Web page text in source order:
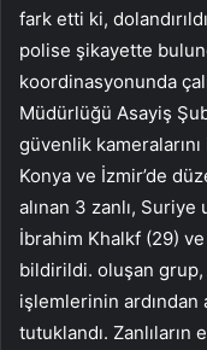
fark etti ki,
polise şikayette
koordinasyonunda
Müdürlüğü Asayiş
güvenlik
Konya ve İzmir’de
alınan 3 zanlı,
İbrahim Khalkf (29)
bildirildi. oluşan grup,
işlemlerinin ardından
tutuklandı. Zanlıların